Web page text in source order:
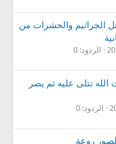
الجراثيم والحشرات من
الردود: 0
تتلى عليه ثم يصر
الردود: 0